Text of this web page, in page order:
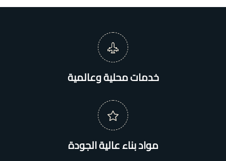
خدمات محلية وعالمية
مواد بناء عالية الجودة